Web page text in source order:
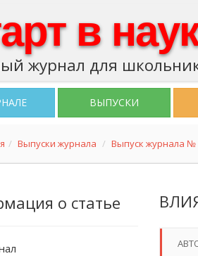
в
журнал для
ВЫПУСКИ
Выпуски журнала Выпуск журнала №
о статье